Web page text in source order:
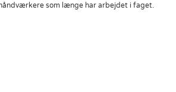
som længe har arbejdet i faget.